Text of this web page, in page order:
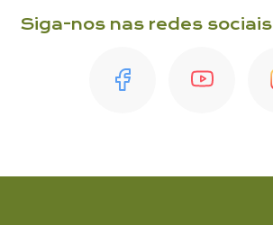
Siga-nos nas redes sociais